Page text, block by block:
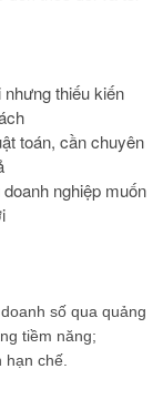
thiếu kiến
toán, cần chuyên
nghiệp muốn
số qua quảng
tiềm năng;
chế.